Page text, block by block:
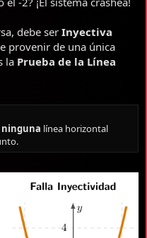
debe ser Inyectiva
provenir de una única
la Prueba de la Línea
ninguna línea horizontal